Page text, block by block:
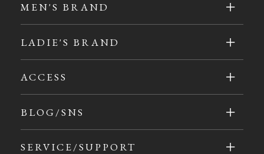
MEN'S BRAND
LADIE'S BRAND
ACCESS
BLOG/SNS
SERVICE/SUPPORT